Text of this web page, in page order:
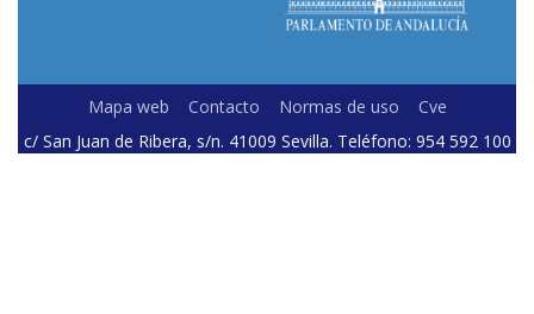
Mapa web Contacto Normas de uso
Cve
c/ San Juan de Ribera, s/n. 41009 Sevilla. Teléfono: 954 592 100